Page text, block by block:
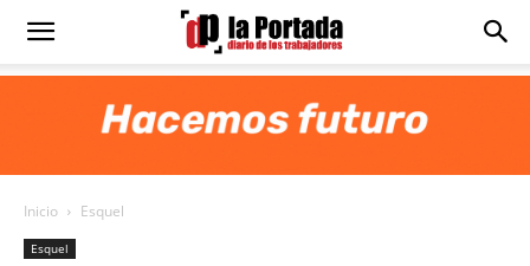
Diario
Portada
Inicio Esquel
Esquel